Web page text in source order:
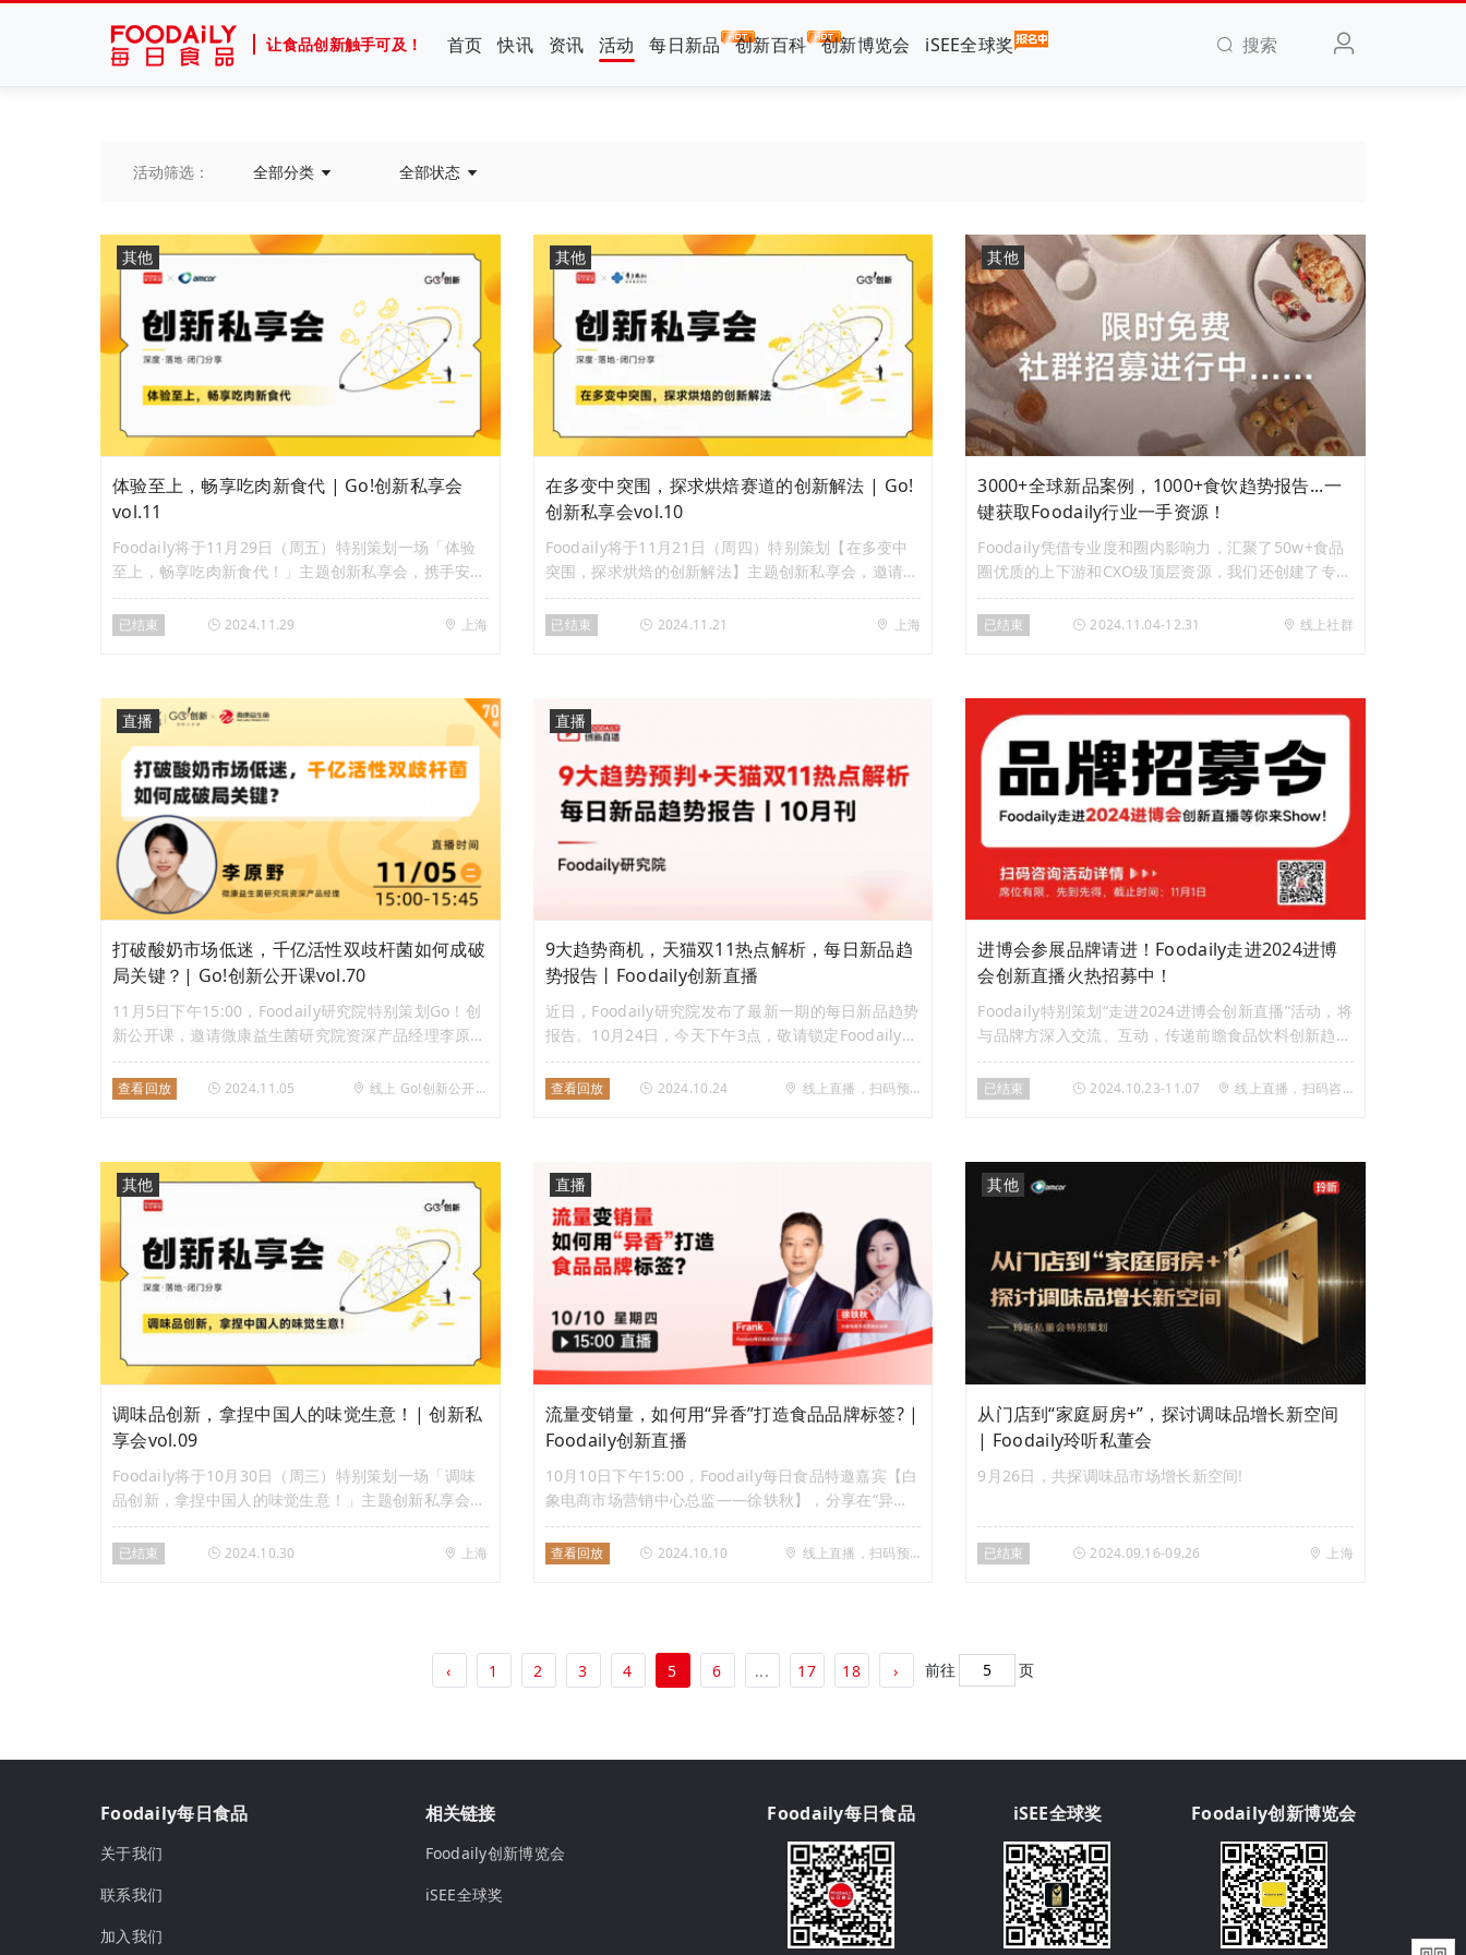
让食品创新触手可及！ 首页 快讯 资讯 活动 每日新品 创新百科 创新博览会 iSEE全球奖 搜索
活动筛选： 全部分类 全部状态
其他
体验至上，畅享吃肉新食代 | Go!创新私享会
vol.11
Foodaily将于11月29日（周五）特别策划一场「体验
至上，畅享吃肉新食代！」主题创新私享会，携手安姆
科、安琪酵母等解决方案企业，并邀请Foodaily研究
院、肉制品赛道头部品牌，来到线下共同探讨肉制品的
已结束 2024.11.29 上海
其他
在多变中突围，探求烘焙赛道的创新解法 | Go!
创新私享会vol.10
Foodaily将于11月21日（周四）特别策划【在多变中
突围，探求烘焙的创新解法】主题创新私享会，邀请来
自行业智库、头部解决方案公司、烘焙品牌代表等演讲
嘉宾，围绕烘焙市场创新趋势展开，通过趋势洞察、案
已结束 2024.11.21 上海
其他
3000+全球新品案例，1000+食饮趋势报告...一
键获取Foodaily行业一手资源！
Foodaily凭借专业度和圈内影响力，汇聚了50w+食品
圈优质的上下游和CXO级顶层资源，我们还创建了专属
食饮人的10w+交流社群「Foodaily食品饮料创新交流
群」&「Foodaily供需资源对接群」，群内不仅分享前
已结束 2024.11.04-12.31 线上社群
直播
打破酸奶市场低迷，千亿活性双歧杆菌如何成破
局关键？| Go!创新公开课vol.70
11月5日下午15:00，Foodaily研究院特别策划Go！创
新公开课，邀请微康益生菌研究院资深产品经理李原
野，分享千亿活性双歧杆菌如何为酸奶产品赋能。深度
解析如何在酸奶中成功应用高含量益生菌的同时，解决
查看回放 2024.11.05 线上 Go!创新公开课直播间
直播
9大趋势商机，天猫双11热点解析，每日新品趋
势报告丨Foodaily创新直播
近日，Foodaily研究院发布了最新一期的每日新品趋势
报告。10月24日，今天下午3点，敬请锁定Foodaily创
新直播！ Foodaily研究院，将为大家解读9大趋势下的
商业新机，并对Venchi圣诞倒数日历巧克力礼盒、百
报告（10月刊）》。
查看回放 2024.10.24 线上直播，扫码预约
进博会参展品牌请进！Foodaily走进2024进博
会创新直播火热招募中！
Foodaily特别策划“走进2024进博会创新直播”活动，将
与品牌方深入交流、互动，传递前瞻食品饮料创新趋势
与解决方案，助力参展企业获得更多曝光和商业合作机
会。
已结束 2024.10.23-11.07 线上直播，扫码咨询
其他
调味品创新，拿捏中国人的味觉生意！| 创新私
享会vol.09
Foodaily将于10月30日（周三）特别策划一场「调味
品创新，拿捏中国人的味觉生意！」主题创新私享会，
携手安姆科、思宾格等解决方案企业，以及艾瑞咨询等
市场调研公司，并邀请调味品赛道头部品牌，带来创新
灵感、创新经验等不同维度的主题分享。
已结束 2024.10.30 上海
直播
流量变销量，如何用“异香”打造食品品牌标签? |
Foodaily创新直播
10月10日下午15:00，Foodaily每日食品特邀嘉宾【白
象电商市场营销中心总监——徐轶秋】，分享在“异香
突起”热潮下， 如何用热点爆品塑造品牌新名片！
查看回放 2024.10.10 线上直播，扫码预约
其他
从门店到“家庭厨房+”，探讨调味品增长新空间
| Foodaily玲听私董会
9月26日，共探调味品市场增长新空间!
已结束 2024.09.16-09.26 上海
‹ 1 2 3 4 5 6 ... 17 18 › 前往 页
Foodaily每日食品
关于我们
联系我们
加入我们
相关链接
Foodaily创新博览会
iSEE全球奖
Foodaily每日食品 iSEE全球奖 Foodaily创新博览会